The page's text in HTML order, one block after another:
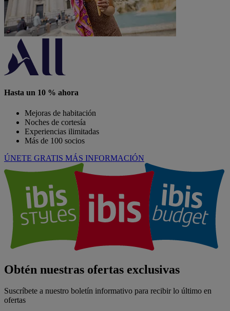
Hasta un 10 % ahora
Mejoras de habitación
Noches de cortesía
Experiencias ilimitadas
Más de 100 socios
ÚNETE GRATIS MÁS INFORMACIÓN
Obtén nuestras ofertas exclusivas
Suscríbete a nuestro boletín informativo para recibir lo último en
ofertas